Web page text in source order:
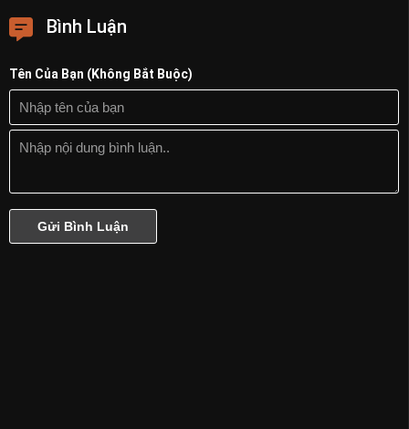
Bình Luận
Tên Của Bạn (Không Bắt Buộc)